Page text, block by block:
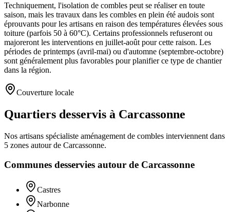
Techniquement, l'isolation de combles peut se réaliser en toute
saison, mais les travaux dans les combles en plein été audois sont
éprouvants pour les artisans en raison des températures élevées sous
toiture (parfois 50 à 60°C). Certains professionnels refuseront ou
majoreront les interventions en juillet-août pour cette raison. Les
périodes de printemps (avril-mai) ou d'automne (septembre-octobre)
sont généralement plus favorables pour planifier ce type de chantier
dans la région.
Couverture locale
Quartiers desservis à Carcassonne
Nos artisans spécialiste aménagement de combles interviennent dans
5 zones autour de Carcassonne.
Communes desservies autour de Carcassonne
Castres
Narbonne